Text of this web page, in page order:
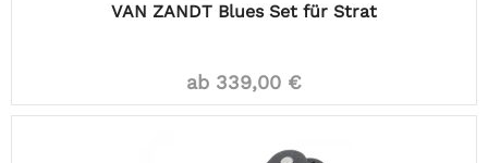
VAN ZANDT Blues Set für Strat
ab 339,00 €